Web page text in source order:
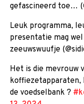
gefascineerd toe…
Leuk programma,
presentatie mag
zeeuwswuufje
Het is die mevrouw
koffiezetapparaten,
de voedselbank ?